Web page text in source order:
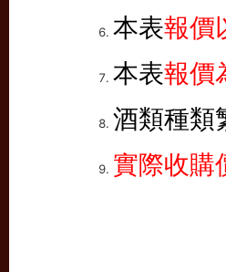
本表報價
本表報價
酒類種類
實際收購